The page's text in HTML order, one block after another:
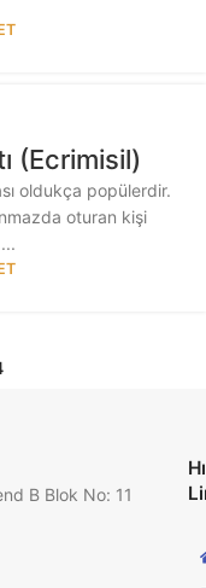
(Ecrimisil)
oldukça popülerdir.
oturan kişi
B Blok No: 11